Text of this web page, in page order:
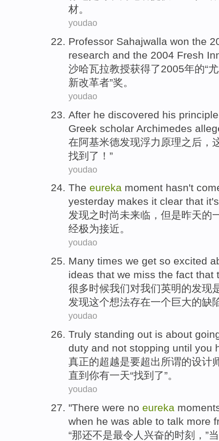
材。
youdao
Professor Sahajwalla won the
research and the 2004 Fresh
沙哈瓦拉教授获得了2005年的“
新改革者”奖。
youdao
After he discovered his principle
Greek scholar Archimedes
在阿基米德发现浮力 原理之后，
找到了 ！”
youdao
The eureka moment hasn't
yesterday makes it clear that it
发现之时尚未来临 ， 但是昨天的
经极为接近。
youdao
Many times we get so excited
ideas that we miss the fact that
很多时候我们对我们英明的发现
发现这个想法存在一个巨大的缺
youdao
Truly standing out is about
duty and not stopping until you
真正的超越是要超出 所谓的设计
直到 你有一天“找到 了”。
youdao
"There were no eureka
when he was able to talk more
“那还不是最令人 兴奋的时刻 ，”当